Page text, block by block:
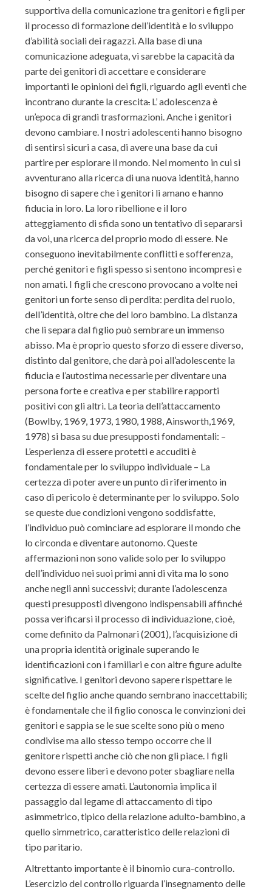
supportiva della comunicazione tra genitori e figli per
il processo di formazione dell’identità e lo sviluppo
d’abilità sociali dei ragazzi. Alla base di una
comunicazione adeguata, vi sarebbe la capacità da
parte dei genitori di accettare e considerare
importanti le opinioni dei figli, riguardo agli eventi che
incontrano durante la crescita.L’ adolescenza è
un’epoca di grandi trasformazioni. Anche i genitori
devono cambiare. I nostri adolescenti hanno bisogno
di sentirsi sicuri a casa, di avere una base da cui
partire per esplorare il mondo. Nel momento in cui si
avventurano alla ricerca di una nuova identità, hanno
bisogno di sapere che i genitori li amano e hanno
fiducia in loro. La loro ribellione e il loro
atteggiamento di sfida sono un tentativo di separarsi
da voi, una ricerca del proprio modo di essere. Ne
conseguono inevitabilmente conflitti e sofferenza,
perché genitori e figli spesso si sentono incompresi e
non amati. I figli che crescono provocano a volte nei
genitori un forte senso di perdita: perdita del ruolo,
dell’identità, oltre che del loro bambino. La distanza
che li separa dal figlio può sembrare un immenso
abisso. Ma è proprio questo sforzo di essere diverso,
distinto dal genitore, che darà poi all’adolescente la
fiducia e l’autostima necessarie per diventare una
persona forte e creativa e per stabilire rapporti
positivi con gli altri. La teoria dell’attaccamento
(Bowlby, 1969, 1973, 1980, 1988, Ainsworth,1969,
1978) si basa su due presupposti fondamentali: –
L’esperienza di essere protetti e accuditi è
fondamentale per lo sviluppo individuale – La
certezza di poter avere un punto di riferimento in
caso di pericolo è determinante per lo sviluppo. Solo
se queste due condizioni vengono soddisfatte,
l’individuo può cominciare ad esplorare il mondo che
lo circonda e diventare autonomo. Queste
affermazioni non sono valide solo per lo sviluppo
dell’individuo nei suoi primi anni di vita ma lo sono
anche negli anni successivi; durante l’adolescenza
questi presupposti divengono indispensabili affinché
possa verificarsi il processo di individuazione, cioè,
come definito da Palmonari (2001), l’acquisizione di
una propria identità originale superando le
identificazioni con i familiari e con altre figure adulte
significative. I genitori devono sapere rispettare le
scelte del figlio anche quando sembrano inaccettabili;
è fondamentale che il figlio conosca le convinzioni dei
genitori e sappia se le sue scelte sono più o meno
condivise ma allo stesso tempo occorre che il
genitore rispetti anche ciò che non gli piace. I figli
devono essere liberi e devono poter sbagliare nella
certezza di essere amati. L’autonomia implica il
passaggio dal legame di attaccamento di tipo
asimmetrico, tipico della relazione adulto-bambino, a
quello simmetrico, caratteristico delle relazioni di
tipo paritario.
Altrettanto importante è il binomio cura-controllo.
L’esercizio del controllo riguarda l’insegnamento delle